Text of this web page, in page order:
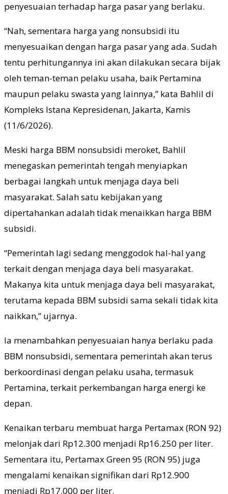
penyesuaian terhadap harga pasar yang berlaku.
“Nah, sementara harga yang nonsubsidi itu
menyesuaikan dengan harga pasar yang ada. Sudah
tentu perhitungannya ini akan dilakukan secara bijak
oleh teman-teman pelaku usaha, baik Pertamina
maupun pelaku swasta yang lainnya,” kata Bahlil di
Kompleks Istana Kepresidenan, Jakarta, Kamis
(11/6/2026).
Meski harga BBM nonsubsidi meroket, Bahlil
menegaskan pemerintah tengah menyiapkan
berbagai langkah untuk menjaga daya beli
masyarakat. Salah satu kebijakan yang
dipertahankan adalah tidak menaikkan harga BBM
subsidi.
“Pemerintah lagi sedang menggodok hal-hal yang
terkait dengan menjaga daya beli masyarakat.
Makanya kita untuk menjaga daya beli masyarakat,
terutama kepada BBM subsidi sama sekali tidak kita
naikkan,” ujarnya.
Ia menambahkan penyesuaian hanya berlaku pada
BBM nonsubsidi, sementara pemerintah akan terus
berkoordinasi dengan pelaku usaha, termasuk
Pertamina, terkait perkembangan harga energi ke
depan.
Kenaikan terbaru membuat harga Pertamax (RON 92)
melonjak dari Rp12.300 menjadi Rp16.250 per liter.
Sementara itu, Pertamax Green 95 (RON 95) juga
mengalami kenaikan signifikan dari Rp12.900
menjadi Rp17.000 per liter.